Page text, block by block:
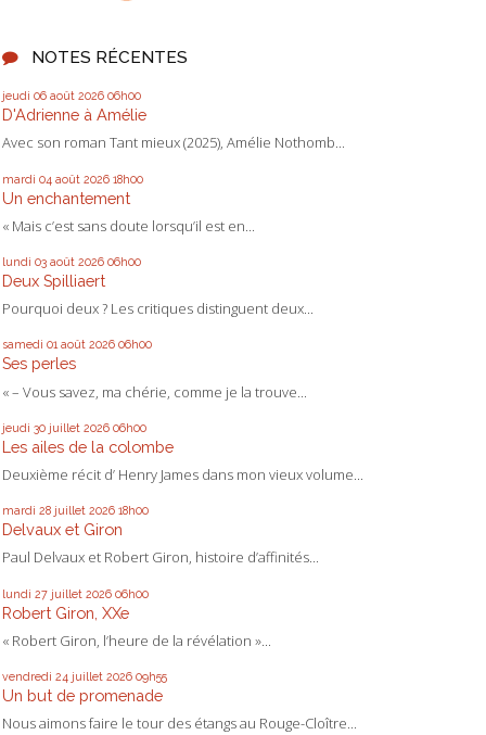
NOTES RÉCENTES
jeudi 06 août 2026 06h00
D'Adrienne à Amélie
Avec son roman Tant mieux (2025), Amélie Nothomb...
mardi 04 août 2026 18h00
Un enchantement
« Mais c’est sans doute lorsqu’il est en...
lundi 03 août 2026 06h00
Deux Spilliaert
Pourquoi deux ? Les critiques distinguent deux...
samedi 01 août 2026 06h00
Ses perles
« – Vous savez, ma chérie, comme je la trouve...
jeudi 30 juillet 2026 06h00
Les ailes de la colombe
Deuxième récit d’ Henry James dans mon vieux volume...
mardi 28 juillet 2026 18h00
Delvaux et Giron
Paul Delvaux et Robert Giron, histoire d’affinités...
lundi 27 juillet 2026 06h00
Robert Giron, XXe
« Robert Giron, l’heure de la révélation »...
vendredi 24 juillet 2026 09h55
Un but de promenade
Nous aimons faire le tour des étangs au Rouge-Cloître...